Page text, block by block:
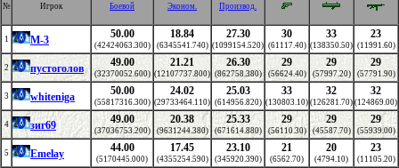
№ Игрок Боевой Эконом. Производ.
1 M-3 50.00
(42424063.300)
18.84
(6345541.740)
27.30
(1099154.520)
30
(61117.40)
33
(138350.50)
23
(11991.60)
2 пустоголов 49.00
(32370052.600)
21.21
(12107737.800)
26.30
(862758.380)
29
(56624.40)
29
(57997.20)
29
(57791.90)
3 whiteniga 50.00
(55817316.300)
24.02
(29733464.110)
25.03
(614956.820)
33
(130803.10)
32
(126281.70)
32
(124869.00)
4 зиг69 49.00
(37036753.200)
20.38
(9631244.380)
25.33
(671614.880)
29
(56110.30)
29
(45587.70)
29
(55939.00)
5 Emelay 44.00
(5170445.000)
17.45
(4355254.590)
23.10
(345920.390)
21
(6562.70)
20
(4794.10)
23
(11105.20)